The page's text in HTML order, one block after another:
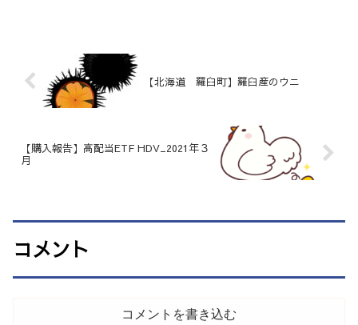
【北海道 羅臼町】羅臼産のウニ
【購入報告】高配当ETF HDV_2021年３
月
コメント
コメントを書き込む